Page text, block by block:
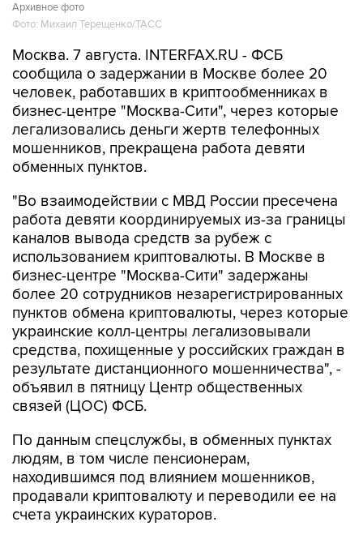
Архивное фото
Фото: Михаил Терещенко/ТАСС
Москва. 7 августа. INTERFAX.RU - ФСБ
сообщила о задержании в Москве более 20
человек, работавших в криптообменниках в
бизнес-центре "Москва-Сити", через которые
легализовались деньги жертв телефонных
мошенников, прекращена работа девяти
обменных пунктов.
"Во взаимодействии с МВД России пресечена
работа девяти координируемых из-за границы
каналов вывода средств за рубеж с
использованием криптовалюты. В Москве в
бизнес-центре "Москва-Сити" задержаны
более 20 сотрудников незарегистрированных
пунктов обмена криптовалюты, через которые
украинские колл-центры легализовывали
средства, похищенные у российских граждан в
результате дистанционного мошенничества", -
объявил в пятницу Центр общественных
связей (ЦОС) ФСБ.
По данным спецслужбы, в обменных пунктах
людям, в том числе пенсионерам,
находившимся под влиянием мошенников,
продавали криптовалюту и переводили ее на
счета украинских кураторов.